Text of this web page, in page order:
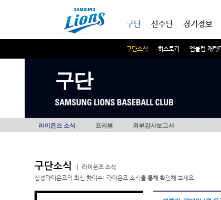
구단
구단소식 히스토리 엠블럼 캐릭
선수단 경기정보
구단
라이온즈 소식 프리뷰 외부감사보고서
구단소식
라이온즈 소식
삼성라이온즈의 최신 핫이슈! 라이온즈 소식을 통해 확인해 보세요.